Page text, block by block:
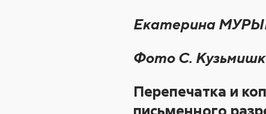
Екатерина
Фото С.
Перепечатка и
письменного